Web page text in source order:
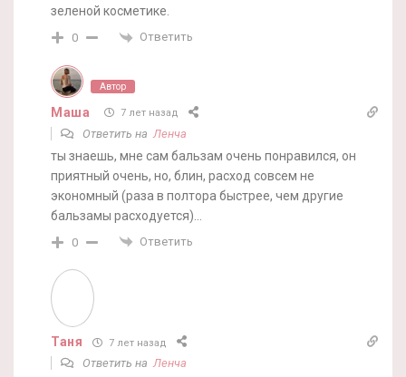
зеленой косметике.
0 Ответить
Автор
Маша 7 лет назад
Ответить на Ленча
ты знаешь, мне сам бальзам очень понравился, он
приятный очень, но, блин, расход совсем не
экономный (раза в полтора быстрее, чем другие
бальзамы расходуется)…
0 Ответить
Таня 7 лет назад
Ответить наЛенча